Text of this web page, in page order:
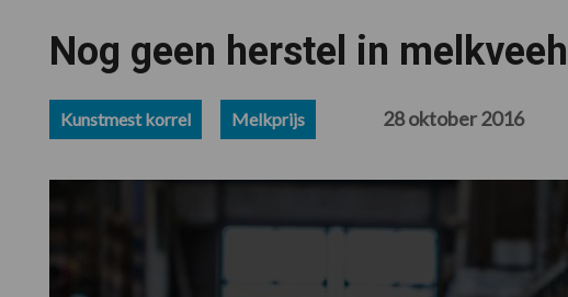
Nog geen herstel in
Kunstmest korrel Melkprijs 28 oktober 2016